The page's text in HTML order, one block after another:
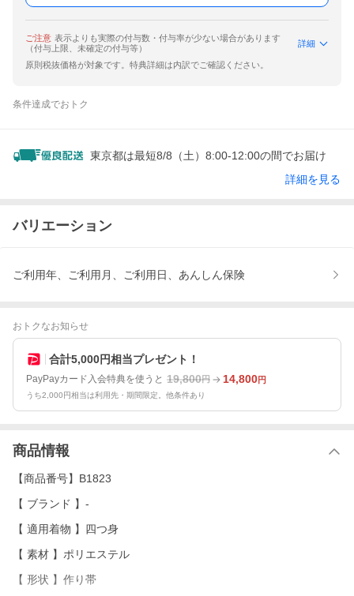
ご注意 表示よりも実際の付与数・付与率が少ない場合があります
（付与上限、未確定の付与等）
詳細
原則税抜価格が対象です。特典詳細は内訳でご確認ください。
条件達成でおトク
東京都は最短8/8（土）8:00-12:00の間でお届け
詳細を見る
バリエーション
ご利用年、ご利用月、ご利用日、あんしん保険
おトクなお知らせ
合計5,000円相当プレゼント！
PayPayカード入会特典を使うと 19,800円 14,800円
うち2,000円相当は利用先・期間限定。他条件あり
商品情報
【商品番号】B1823
【 ブランド 】-
【 適用着物 】四つ身
【 素材 】ポリエステル
【 形状 】作り帯